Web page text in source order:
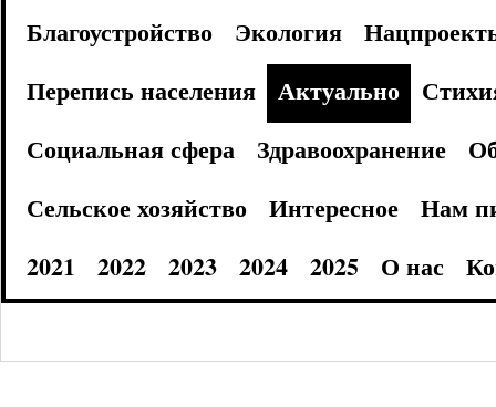
Благоустройство
Экология
Перепись населения
Актуально
Социальная сфера
Здравоохранение
Сельское хозяйство
Интересное
Нам
2021
2022 2023 2024 2025 О нас